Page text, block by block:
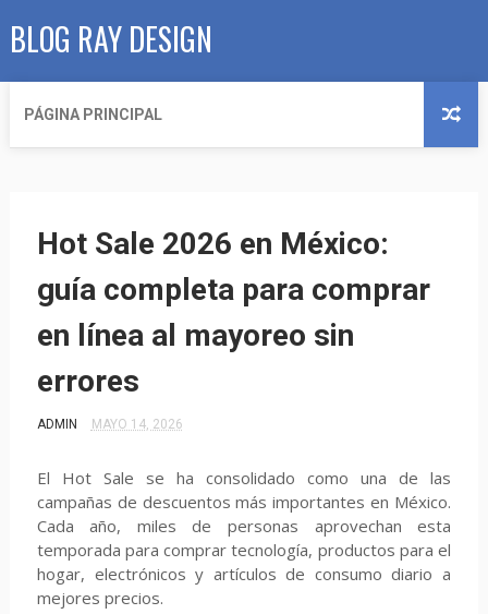
BLOG RAY DESIGN
PÁGINA PRINCIPAL
Hot Sale 2026 en México:
guía completa para comprar
en línea al mayoreo sin
errores
ADMIN MAYO 14, 2026
El Hot Sale se ha consolidado como una de las
campañas de descuentos más importantes en México.
Cada año, miles de personas aprovechan esta
temporada para comprar tecnología, productos para el
hogar, electrónicos y artículos de consumo diario a
mejores precios.